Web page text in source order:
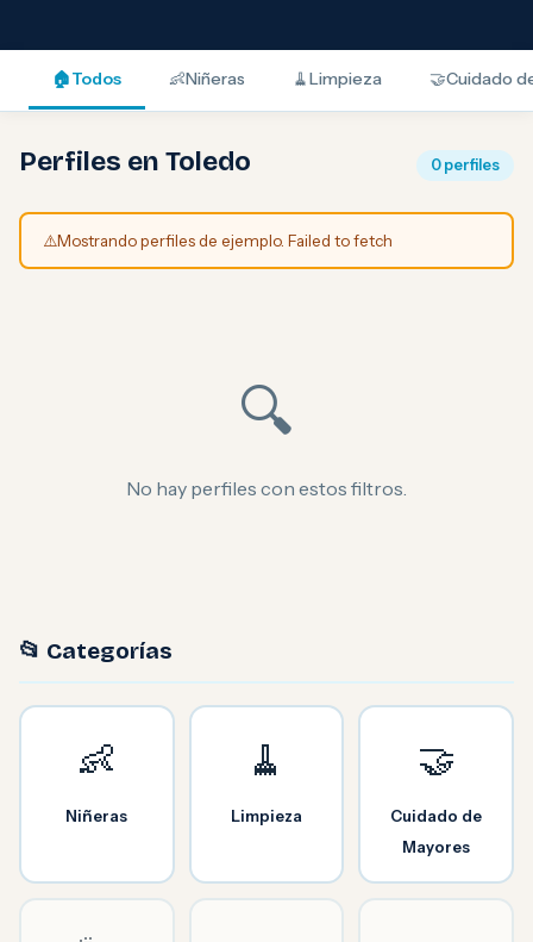
🏠Todos 👶Niñeras 🧹Limpieza 🤝Cuidado
Perfiles en Toledo 0 perfiles
⚠️Mostrando perfiles de ejemplo. Failed to fetch
🔍
No hay perfiles con estos filtros.
📂 Categorías
👶
Niñeras
🧹
Limpieza
🤝
Cuidado de
Mayores